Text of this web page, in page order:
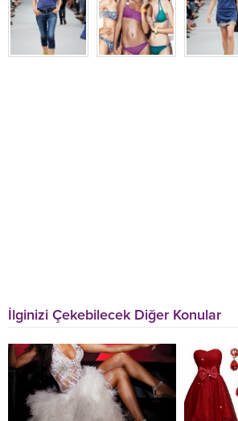
İlginizi Çekebilecek Diğer Konular